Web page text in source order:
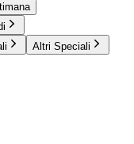
Altri Speciali